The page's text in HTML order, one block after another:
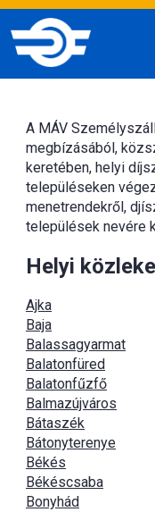
A MÁV
megbízásából,
keretében, helyi
településeken
menetrendekről,
települések nevére
Helyi
Ajka
Baja
Balassagyarmat
Balatonfüred
Balatonfűzfő
Balmazújváros
Bátaszék
Bátonyterenye
Békés
Békéscsaba
Bonyhád